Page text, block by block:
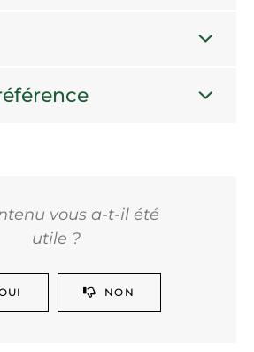
vous a-t-il été
utile ?
NON